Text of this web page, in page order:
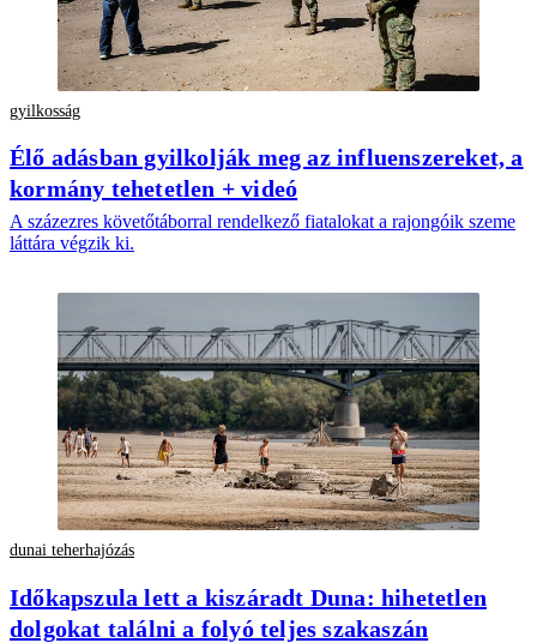
gyilkosság
Élő adásban gyilkolják meg az influenszereket, a
kormány tehetetlen + videó
A százezres követőtáborral rendelkező fiatalokat a rajongóik szeme
láttára végzik ki.
dunai teherhajózás
Időkapszula lett a kiszáradt Duna: hihetetlen
dolgokat találni a folyó teljes szakaszán